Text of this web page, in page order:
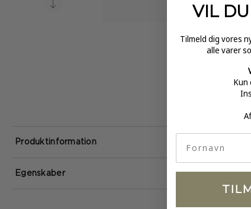
Egenskaber
Produktinformation
VIL
Tilmeld dig vores
alle varer
Kun